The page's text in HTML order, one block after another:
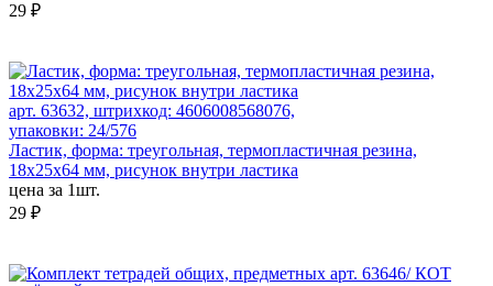
29 ₽
арт. 63632, штрихкод: 4606008568076,
упаковки: 24/576
Ластик, форма: треугольная, термопластичная резина,
18х25х64 мм, рисунок внутри ластика
цена за 1шт.
29 ₽